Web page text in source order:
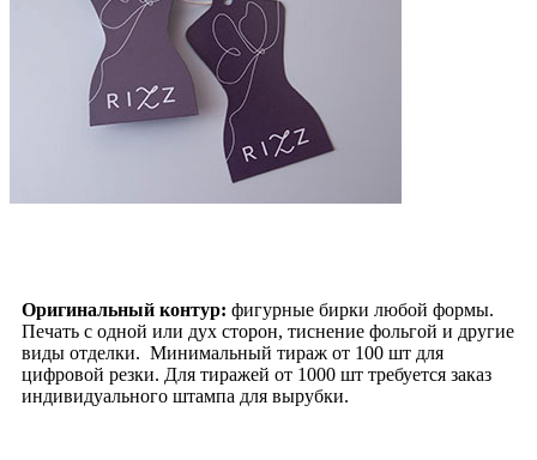
Оригинальный контур: фигурные бирки любой формы.
Печать с одной или дух сторон, тиснение фольгой и другие
виды отделки. Минимальный тираж от 100 шт для
цифровой резки. Для тиражей от 1000 шт требуется заказ
индивидуального штампа для вырубки.